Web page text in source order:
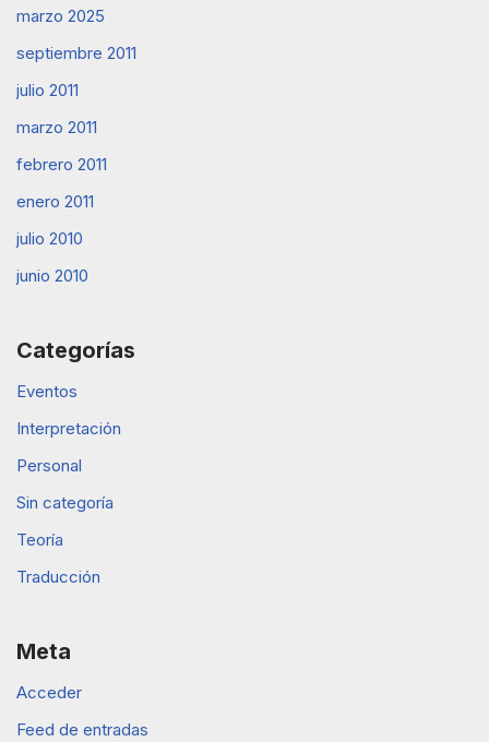
marzo 2025
septiembre 2011
julio 2011
marzo 2011
febrero 2011
enero 2011
julio 2010
junio 2010
Categorías
Eventos
Interpretación
Personal
Sin categoría
Teoría
Traducción
Meta
Acceder
Feed de entradas